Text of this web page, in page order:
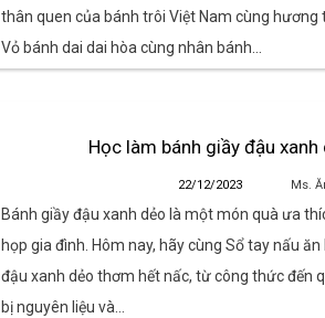
thân quen của bánh trôi Việt Nam cùng hương
Vỏ bánh dai dai hòa cùng nhân bánh…
Học làm bánh giầy đậu
22/12/2023 Ms.
Bánh giầy đậu xanh dẻo là một món quà ưa
họp gia đình. Hôm nay, hãy cùng Sổ tay nấu
đậu xanh dẻo thơm hết nấc, từ công thức đến
bị nguyên liệu và…